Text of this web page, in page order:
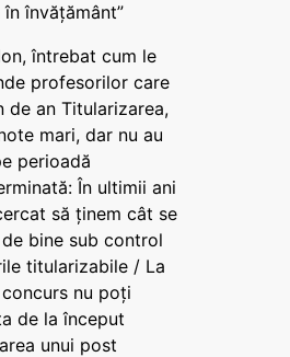
în învățământ”
întrebat cum le
profesorilor care
de an Titularizarea,
mari, dar nu au
perioadă
În ultimii ani
să ținem cât se
bine sub control
titularizabile / La
nu poți
de la început
unui post